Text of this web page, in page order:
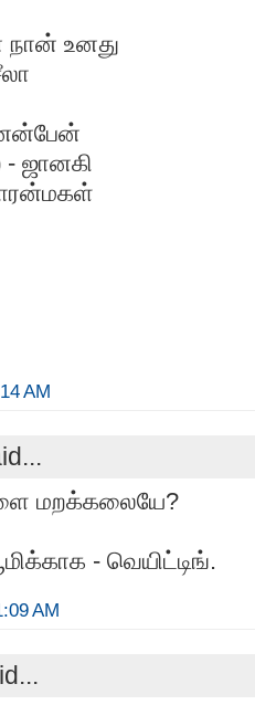
நான் உனது
- ஜானகி
AM
மறக்கலையே?
- வெயிட்டிங்.
AM